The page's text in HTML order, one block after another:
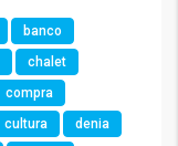
banco
chalet
compra
cultura
denia